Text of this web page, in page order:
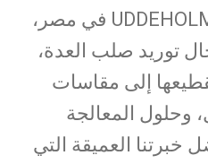
الوكيل الوحيد لشركة UDDEHOLM في مصر،
توريد صلب العدة،
إلى مقاسات
وحلول المعالجة
خبرتنا العميقة التي